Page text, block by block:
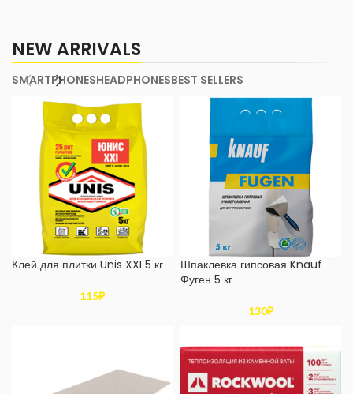
NEW ARRIVALS
SMARTPHONESHEADPHONESBEST SELLERS
Клей для плитки Unis XXI 5 кг
115₽
Шпаклевка гипсовая Knauf
Фуген 5 кг
130₽